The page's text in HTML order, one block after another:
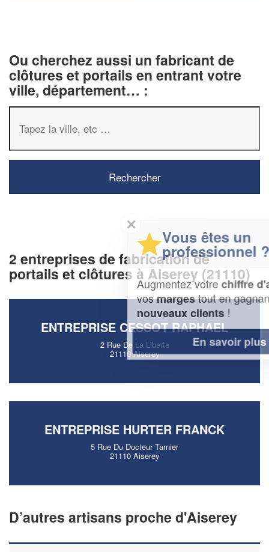
Ou cherchez aussi un fabricant de
clôtures et portails en entrant votre
ville, département… :
2 entreprises de fabrication de
portails et clôtures à Aiserey (21110)
ENTREPRISE CESSOT RAPHAEL
2 Rue De La Liberte
21110 Aiserey
ENTREPRISE HURTER FRANCK
5 Rue Du Docteur Tarnier
21110 Aiserey
D’autres artisans proche d'Aiserey
Vous êtes un
professionnel ?
Augmentez votrechiffre d'affaireset
vosmargestout en gagnant de
nouveaux clients!
En savoir plus